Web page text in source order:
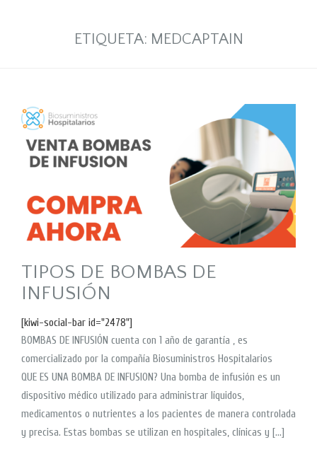
ETIQUETA: MEDCAPTAIN
TIPOS DE BOMBAS DE
INFUSIÓN
[kiwi-social-bar id="2478"]
BOMBAS DE INFUSIÓN cuenta con 1 año de garantía , es
comercializado por la compañía Biosuministros Hospitalarios
QUE ES UNA BOMBA DE INFUSION? Una bomba de infusión es un
dispositivo médico utilizado para administrar líquidos,
medicamentos o nutrientes a los pacientes de manera controlada
y precisa. Estas bombas se utilizan en hospitales, clínicas y […]